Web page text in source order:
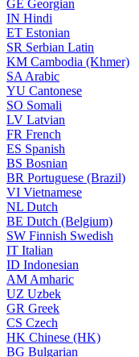
GE Georgian
IN Hindi
ET Estonian
SR Serbian Latin
KM Cambodia (Khmer)
SA Arabic
YU Cantonese
SO Somali
LV Latvian
FR French
ES Spanish
BS Bosnian
BR Portuguese (Brazil)
VI Vietnamese
NL Dutch
BE Dutch (Belgium)
SW Finnish Swedish
IT Italian
ID Indonesian
AM Amharic
UZ Uzbek
GR Greek
CS Czech
HK Chinese (HK)
BG Bulgarian